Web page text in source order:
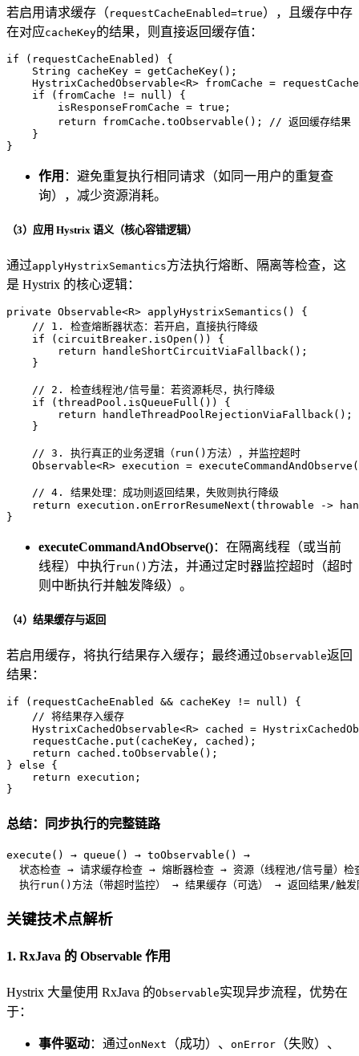
若启用请求缓存（ requestCacheEnabled=true），且缓存中存
在对应cacheKey的结果，则直接返回缓存值：
if (requestCacheEnabled) {
String
cacheKey = getCacheKey();
HystrixCachedObservable<R> fromCache =
if (fromCache != null ) {
        isResponseFromCache =
true ;
return fromCache.toObservable();
// 返回缓存结果
    }
}
作用 ：避免重复执行相同请求（如同一用户的重复查
询），减少资源消耗。
（3）应用 Hystrix 语义（核心容错逻辑）
通过applyHystrixSemantics方法执行熔断、隔离等检查，这
是 Hystrix 的核心逻辑：
private Observable<R> applyHystrixSemantics ()
{
// 1. 检查熔断器状态：若开启，直接执行降级
if (circuitBreaker.isOpen()) {
return handleShortCircuitViaFallback();
    }
// 2. 检查线程池/信号量：若资源耗尽，执行降级
if (threadPool.isQueueFull()) {
return handleThreadPoolRejectionViaFallback();
    }
// 3. 执行真正的业务逻辑（run()方法），并监控超时
Observable<R> execution =
// 4. 结果处理：成功则返回结果，失败则执行降级
return execution.onErrorResumeNext(throwable ->
}
executeCommandAndObserve()：在隔离线程（或当前
线程）中执行run() 方法，并通过定时器监控超时（超时
则中断执行并触发降级）。
（4）结果缓存与返回
若启用缓存，将执行结果存入缓存；最终通过Observable返回
结果：
if (requestCacheEnabled && cacheKey != null ) {
// 将结果存入缓存
HystrixCachedObservable<R> cached =
    requestCache.put(cacheKey, cached);
return cached.toObservable();
} else {
return execution;
}
总结：同步执行的完整链路
execute() → queue() → toObservable() →
状态检查 → 请求缓存检查 → 熔断器检查 → 资源（线程池/信号量）
执行run()方法（带超时监控） → 结果缓存（可选） → 返回结果/触发
关键技术点解析
1. RxJava 的 Observable 作用
Hystrix 大量使用 RxJava 的Observable实现异步流程，优势在
于：
事件驱动：通过onNext （成功）、 onError （失败）、